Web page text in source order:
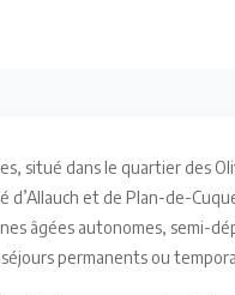
situé dans le quartier des
d’Allauch et de Plan-de-
âgées autonomes, semi-
permanents ou